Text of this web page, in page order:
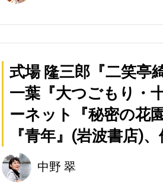
式場 隆三郎『二笑亭
一葉『大つごもり・
ーネット『秘密の花
『青年』(岩波書店)、
中野 翠